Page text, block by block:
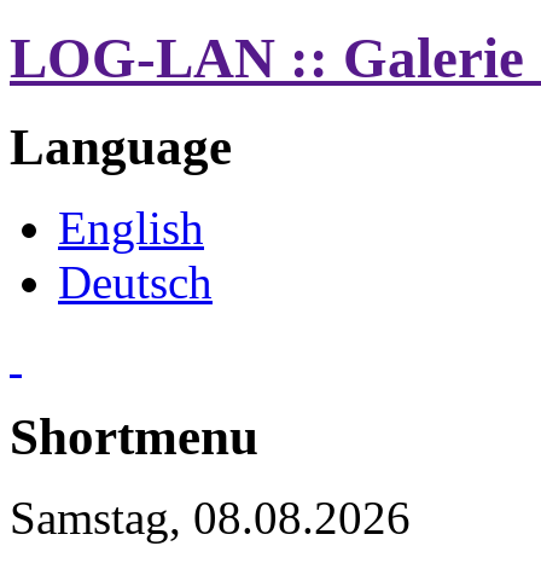
LOG-LAN :: Galerie
Language
English
Deutsch
Shortmenu
Samstag, 08.08.2026